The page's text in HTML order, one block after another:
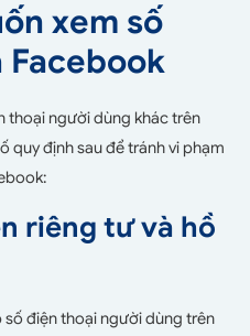
xem số
thoại người dùng khác trên
quy định sau để tránh vi phạm
riêng tư và hồ
số điện thoại người dùng trên